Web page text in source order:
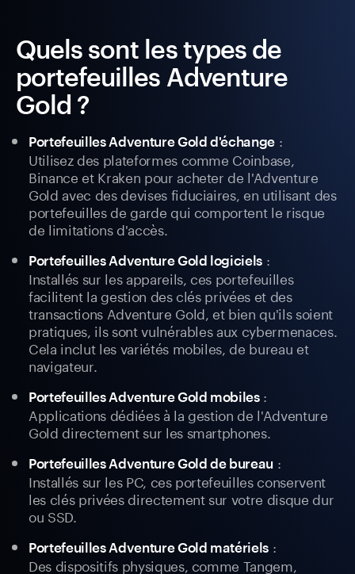
Quels sont les types de
portefeuilles Adventure
Gold ?
Portefeuilles Adventure Gold d'échange :
Utilisez des plateformes comme Coinbase,
Binance et Kraken pour acheter de l'Adventure
Gold avec des devises fiduciaires, en utilisant des
portefeuilles de garde qui comportent le risque
de limitations d'accès.
Portefeuilles Adventure Gold logiciels :
Installés sur les appareils, ces portefeuilles
facilitent la gestion des clés privées et des
transactions Adventure Gold, et bien qu'ils soient
pratiques, ils sont vulnérables aux cybermenaces.
Cela inclut les variétés mobiles, de bureau et
navigateur.
Portefeuilles Adventure Gold mobiles:
Applications dédiées à la gestion de l'Adventure
Gold directement sur les smartphones.
Portefeuilles Adventure Gold de bureau :
Installés sur les PC, ces portefeuilles conservent
les clés privées directement sur votre disque dur
ou SSD.
Portefeuilles Adventure Gold matériels :
Des dispositifs physiques, comme Tangem,